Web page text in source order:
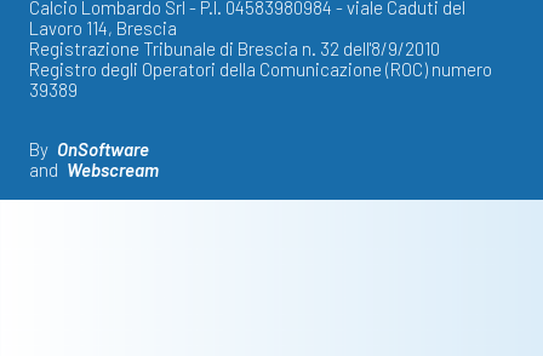
Calcio Lombardo Srl - P.I. 04583980984 - viale Caduti del
Lavoro 114, Brescia
Registrazione Tribunale di Brescia n. 32 dell'8/9/2010
Registro degli Operatori della Comunicazione (ROC) numero
39389
By OnSoftware
and Webscream